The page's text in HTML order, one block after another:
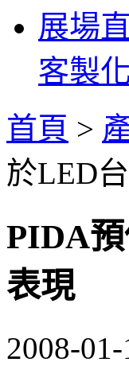
展場
客製
首頁 >
於LED
PIDA
表現
2008-